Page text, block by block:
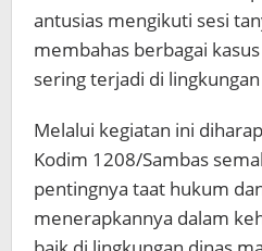
antusias mengikuti sesi
membahas berbagai
sering terjadi di
Melalui kegiatan ini
Kodim 1208/Sambas
pentingnya taat hukum
menerapkannya dalam